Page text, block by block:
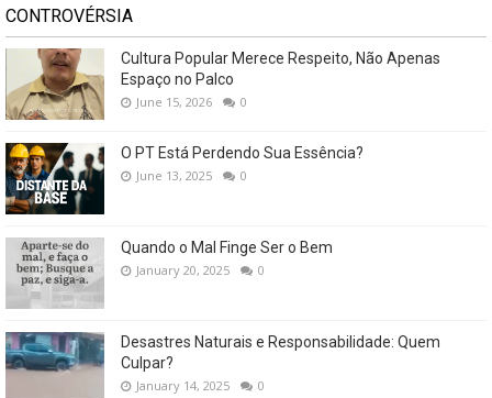
CONTROVÉRSIA
Cultura Popular Merece Respeito, Não Apenas
Espaço no Palco
June 15, 2026 0
O PT Está Perdendo Sua Essência?
June 13, 2025 0
Quando o Mal Finge Ser o Bem
January 20, 2025 0
Desastres Naturais e Responsabilidade: Quem
Culpar?
January 14, 2025 0